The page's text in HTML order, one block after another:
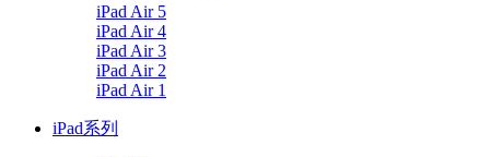
iPad Air 5
iPad Air 4
iPad Air 3
iPad Air 2
iPad Air 1
iPad系列